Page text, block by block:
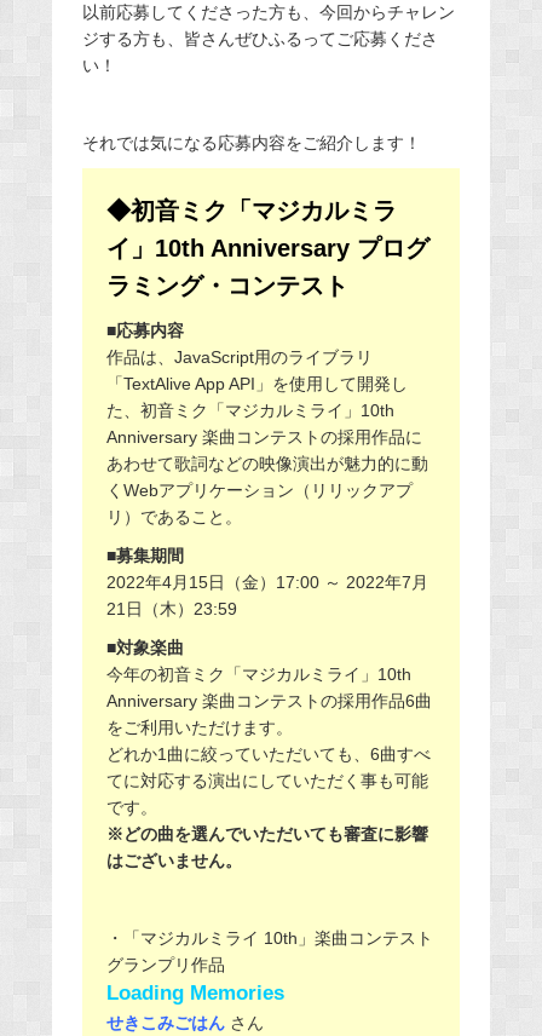
以前応募してくださった方も、今回からチャレン
ジする方も、皆さんぜひふるってご応募くださ
い！
それでは気になる応募内容をご紹介します！
◆初音ミク「マジカルミラ
イ」10th Anniversary プログ
ラミング・コンテスト
■応募内容
作品は、JavaScript用のライブラリ
「TextAlive App API」 を使用して開発し
た、初音ミク「マジカルミライ」10th
Anniversary 楽曲コンテストの採用作品に
あわせて歌詞などの映像演出が魅力的に動
くWebアプリケーション（リリックアプ
リ）であること。
■募集期間
2022年4月15日（金）17:00 ～ 2022年7月
21日（木）23:59
■対象楽曲
今年の初音ミク「マジカルミライ」10th
Anniversary 楽曲コンテストの採用作品6曲
をご利用いただけます。
どれか1曲に絞っていただいても、6曲すべ
てに対応する演出にしていただく事も可能
です。
※どの曲を選んでいただいても審査に影響
はございません。
・「マジカルミライ 10th」楽曲コンテスト
グランプリ作品
Loading Memories
せきこみごはんさん